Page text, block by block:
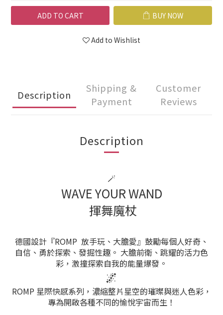
ADD TO CART BUY NOW
Add to Wishlist
Description
Shipping &
Payment
Customer
Reviews
Description
🪄
WAVE YOUR WAND
揮舞魔杖
德國設計『ROMP 放手玩、大膽愛』鼓勵每個人好奇、
自信、勇於探索、發掘性趣。 大膽前衛、跳耀的活力色
彩，激撞探索自我的能量爆發。
🌌
ROMP 星際快感系列，濃縮整片星空的璀璨與迷人色彩，
專為開啟各種不同的愉悅宇宙而生！